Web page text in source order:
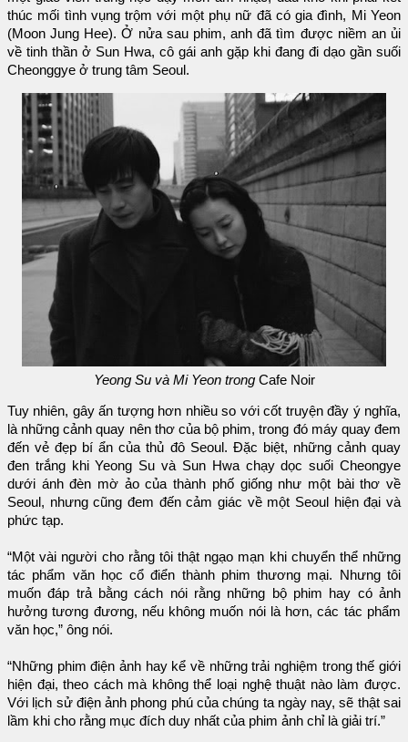
thúc mối tình vụng trộm với một phụ nữ đã có gia đình, Mi Yeon
(Moon Jung Hee). Ở nửa sau phim, anh đã tìm được niềm an ủi
về tinh thần ở Sun Hwa, cô gái anh gặp khi đang đi dạo gần suối
Cheonggye ở trung tâm Seoul.
Yeong Su và Mi Yeon trongCafe Noir
Tuy nhiên, gây ấn tượng hơn nhiều so với cốt truyện đầy ý nghĩa,
là những cảnh quay nên thơ của bộ phim, trong đó máy quay đem
đến vẻ đẹp bí ẩn của thủ đô Seoul. Đặc biệt, những cảnh quay
đen trắng khi Yeong Su và Sun Hwa chạy dọc suối Cheongye
dưới ánh đèn mờ ảo của thành phố giống như một bài thơ về
Seoul, nhưng cũng đem đến cảm giác về một Seoul hiện đại và
phức tạp.
“Một vài người cho rằng tôi thật ngạo mạn khi chuyển thể những
tác phẩm văn học cổ điển thành phim thương mại. Nhưng tôi
muốn đáp trả bằng cách nói rằng những bộ phim hay có ảnh
hưởng tương đương, nếu không muốn nói là hơn, các tác phẩm
văn học,” ông nói.
“Những phim điện ảnh hay kể về những trải nghiệm trong thế giới
hiện đại, theo cách mà không thể loại nghệ thuật nào làm được.
Với lịch sử điện ảnh phong phú của chúng ta ngày nay, sẽ thật sai
lầm khi cho rằng mục đích duy nhất của phim ảnh chỉ là giải trí.”